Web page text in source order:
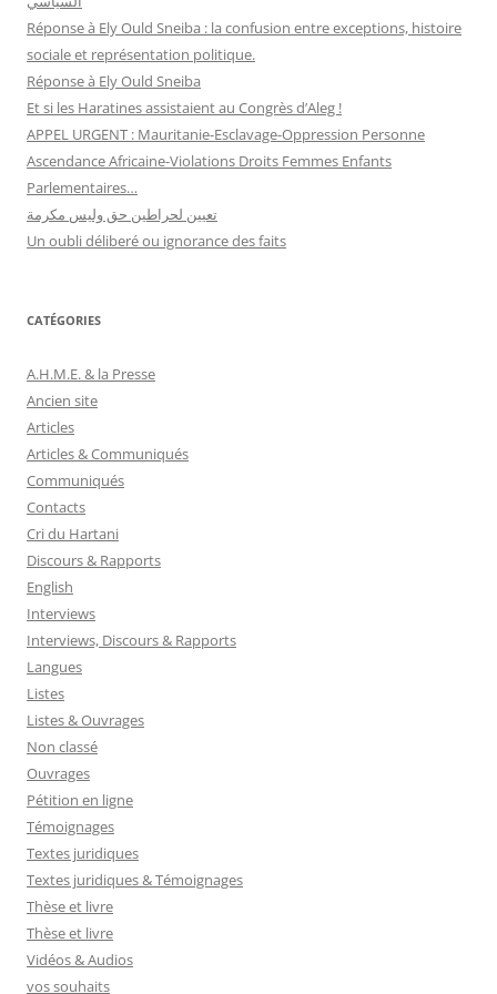
Réponse à Ely Ould Sneiba : la confusion entre exceptions, histoire
sociale et représentation politique.
Réponse à Ely Ould Sneiba
Et si les Haratines assistaient au Congrès d’Aleg !
APPEL URGENT : Mauritanie-Esclavage-Oppression Personne
Ascendance Africaine-Violations Droits Femmes Enfants
Parlementaires…
تعيين لحراطين حق وليس مكرمة
Un oubli déliberé ou ignorance des faits
CATÉGORIES
A.H.M.E. & la Presse
Ancien site
Articles
Articles & Communiqués
Communiqués
Contacts
Cri du Hartani
Discours & Rapports
English
Interviews
Interviews, Discours & Rapports
Langues
Listes
Listes & Ouvrages
Non classé
Ouvrages
Pétition en ligne
Témoignages
Textes juridiques
Textes juridiques & Témoignages
Thèse et livre
Thèse et livre
Vidéos & Audios
vos souhaits